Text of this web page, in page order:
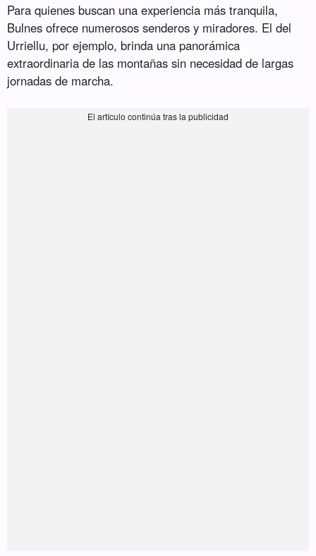
Para quienes buscan una experiencia más tranquila,
Bulnes ofrece numerosos senderos y miradores. El del
Urriellu, por ejemplo, brinda una panorámica
extraordinaria de las montañas sin necesidad de largas
jornadas de marcha.